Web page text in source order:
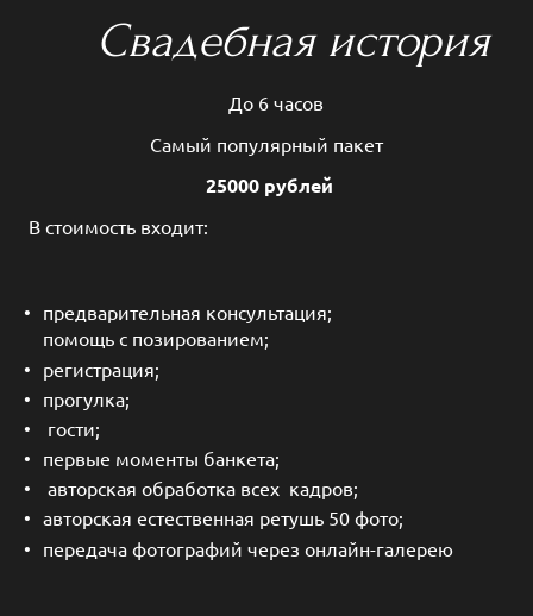
Свадебная история
До 6 часов
Самый популярный пакет
25000 рублей
В стоимость входит:
предварительная консультация;
помощь с позированием;
регистрация;
прогулка;
гости;
первые моменты банкета;
авторская обработка всех кадров;
авторская естественная ретушь 50 фото;
передача фотографий через онлайн-галерею